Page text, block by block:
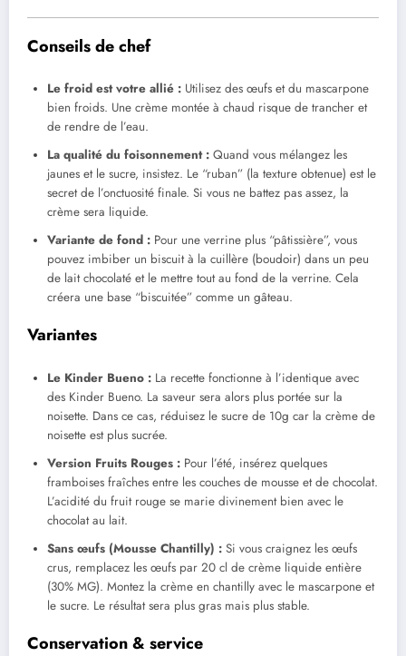
Conseils de chef
Le froid est votre allié : Utilisez des œufs et du mascarpone
bien froids. Une crème montée à chaud risque de trancher et
de rendre de l’eau.
La qualité du foisonnement : Quand vous mélangez les
jaunes et le sucre, insistez. Le “ruban” (la texture obtenue) est le
secret de l’onctuosité finale. Si vous ne battez pas assez, la
crème sera liquide.
Variante de fond : Pour une verrine plus “pâtissière”, vous
pouvez imbiber un biscuit à la cuillère (boudoir) dans un peu
de lait chocolaté et le mettre tout au fond de la verrine. Cela
créera une base “biscuitée” comme un gâteau.
Variantes
Le Kinder Bueno : La recette fonctionne à l’identique avec
des Kinder Bueno. La saveur sera alors plus portée sur la
noisette. Dans ce cas, réduisez le sucre de 10g car la crème de
noisette est plus sucrée.
Version Fruits Rouges : Pour l’été, insérez quelques
framboises fraîches entre les couches de mousse et de chocolat.
L’acidité du fruit rouge se marie divinement bien avec le
chocolat au lait.
Sans œufs (Mousse Chantilly) : Si vous craignez les œufs
crus, remplacez les œufs par 20 cl de crème liquide entière
(30% MG). Montez la crème en chantilly avec le mascarpone et
le sucre. Le résultat sera plus gras mais plus stable.
Conservation & service